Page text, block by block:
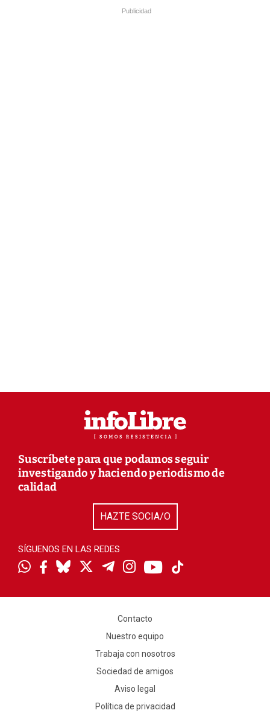
Publicidad
Suscríbete para que podamos seguir
investigando y haciendo periodismo de
calidad
HAZTE SOCIA/O
SÍGUENOS EN LAS REDES
Contacto
Nuestro equipo
Trabaja con nosotros
Sociedad de amigos
Aviso legal
Política de privacidad